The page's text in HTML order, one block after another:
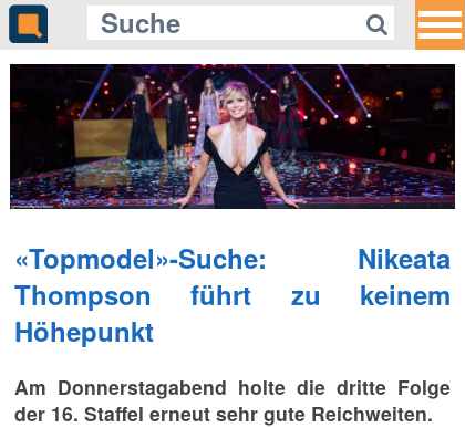
«Topmodel»-Suche: Nikeata
Thompson führt zu keinem
Höhepunkt
Am Donnerstagabend holte die dritte Folge
der 16. Staffel erneut sehr gute Reichweiten.